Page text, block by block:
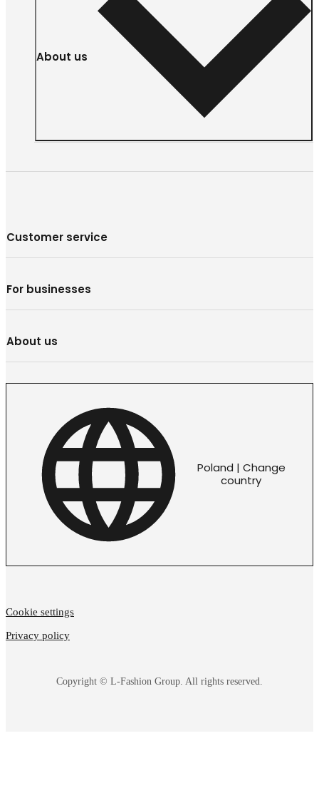
About us
Customer service
For businesses
About us
Poland | Change
country
Copyright © L-Fashion Group. All rights reserved.
Cookie settings
Privacy policy